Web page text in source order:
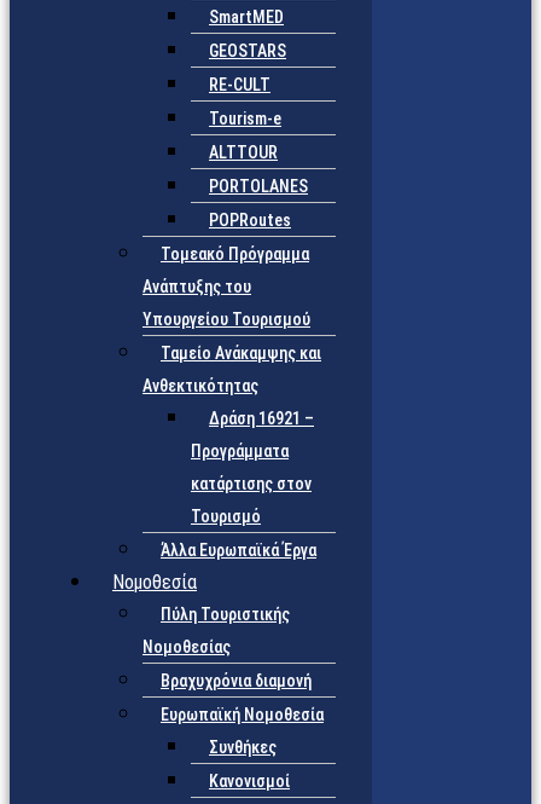
SmartMED
GEOSTARS
RE-CULT
Tourism-e
ALTTOUR
PORTOLANES
POPRoutes
Τομεακό Πρόγραμμα
Ανάπτυξης του
Υπουργείου Τουρισμού
Ταμείο Ανάκαμψης και
Ανθεκτικότητας
Δράση 16921 –
Προγράμματα
κατάρτισης στον
Τουρισμό
Άλλα Ευρωπαϊκά Έργα
Νομοθεσία
Πύλη Τουριστικής
Νομοθεσίας
Βραχυχρόνια διαμονή
Ευρωπαϊκή Νομοθεσία
Συνθήκες
Κανονισμοί